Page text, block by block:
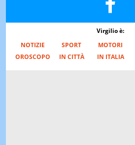
Virgilio è:
NOTIZIE
SPORT MOTORI
OROSCOPO
IN CITTÀ IN ITALIA